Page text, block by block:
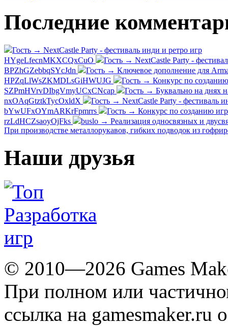
Последние
Гость → NextCastle Party - фестиваль инди и ретро игр
HYgeLfecnMKXCQxCuO
Гость → NextCastle Party -
BPZhGZebbqSYcJdn
Гость → Ключевое дополнение для
HPZqLlWsZKMDLsGiHWUJG
Гость → Конкурс по
SZPmHVrvDIbgVmyUCxCNcap
Гость → Буквально на днях
nxOAqGtztkTycOxldX
Гость → NextCastle Party - фестиваль
bYwUFxOYmARKrFpmrrs
Гость → Конкурс по созданию
rzLdHCZsaoyOjFks
buslo → Реализация односвязных и
При производстве металлорукавов, гибких подводок из
Наши друзья
© 2010—2026 Games
При полном или
ссылка на gamesmaker.ru